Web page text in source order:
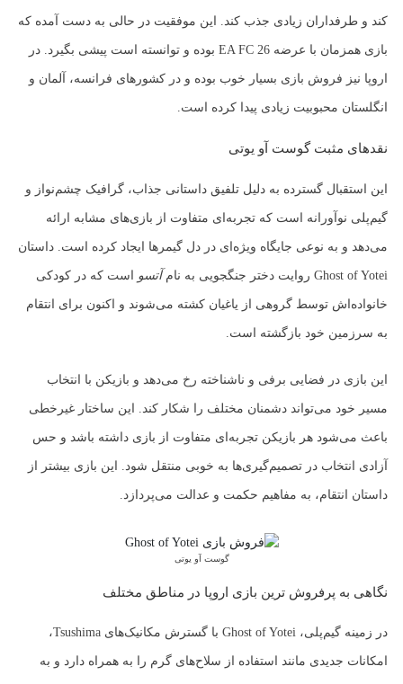
کند و طرفداران زیادی جذب کند. این موفقیت در حالی به دست آمده که
بازی همزمان با عرضه EA FC 26 بوده و توانسته است پیشی بگیرد. در
اروپا نیز فروش بازی بسیار خوب بوده و در کشورهای فرانسه، آلمان و
انگلستان محبوبیت زیادی پیدا کرده است.
نقدهای مثبت گوست آو یوتی
این استقبال گسترده به دلیل تلفیق داستانی جذاب، گرافیک چشم‌نواز و
گیم‌پلی نوآورانه است که تجربه‌ای متفاوت از بازی‌های مشابه ارائه
می‌دهد و به نوعی جایگاه ویژه‌ای در دل گیمرها ایجاد کرده است. داستان
Ghost of Yotei روایت دختر جنگجویی به نام آتسو است که در کودکی
خانواده‌اش توسط گروهی از یاغیان کشته می‌شوند و اکنون برای انتقام
به سرزمین خود بازگشته است.
این بازی در فضایی برفی و ناشناخته رخ می‌دهد و بازیکن با انتخاب
مسیر خود می‌تواند دشمنان مختلف را شکار کند. این ساختار غیرخطی
باعث می‌شود هر بازیکن تجربه‌ای متفاوت از بازی داشته باشد و حس
آزادی انتخاب در تصمیم‌گیری‌ها به خوبی منتقل شود. این بازی بیشتر از
داستان انتقام، به مفاهیم حکمت و عدالت می‌پردازد.
گوست آو یوتی
نگاهی به پرفروش ترین بازی اروپا در مناطق مختلف
در زمینه گیم‌پلی، Ghost of Yotei با گسترش مکانیک‌های Tsushima،
امکانات جدیدی مانند استفاده از سلاح‌های گرم را به همراه دارد و به